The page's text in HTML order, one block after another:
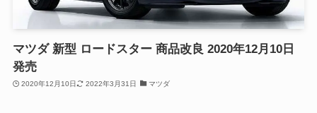
マツダ 新型 ロードスター 商品改良 2020年12月10日
発売
2020年12月10日 2022年3月31日 マツダ